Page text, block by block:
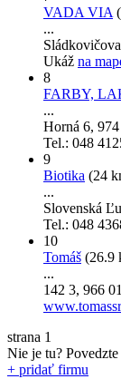
VADA VIA
...
Ukáž na
8
FARBY,
...
Horná 6,
Tel.: 048
9
Biotika (24
...
Slovenská
Tel.: 048
10
Tomáš (26.9
...
142 3, 966
strana 1
Nie je tu?
+ pridať firmu